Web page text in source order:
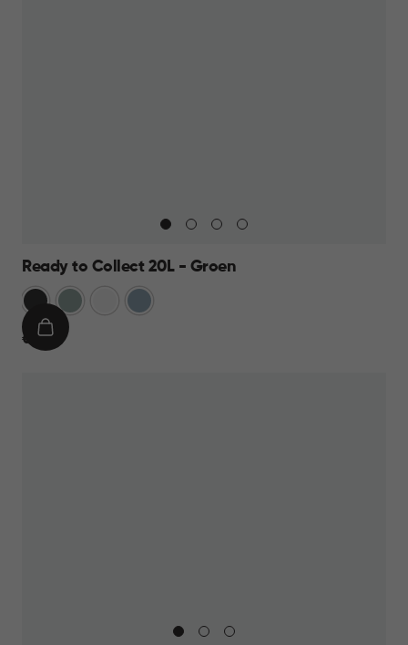
Ready to Collect 20L - Groen
Donkergrijs
Groen Blauw
€
€ 19,95
IN